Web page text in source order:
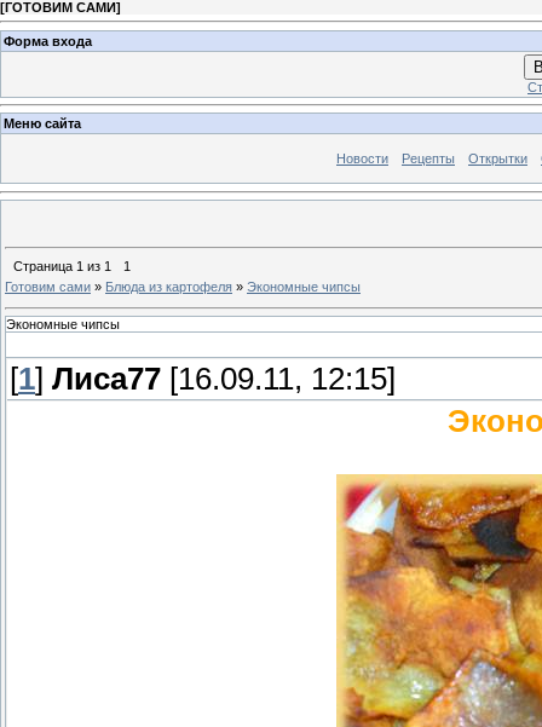
[ГОТОВИМ САМИ]
Форма входа
Меню сайта
Новости Рецепты Открытки
Страница 1 из 1
1
Готовим сами » Блюда из картофеля » Экономные чипсы
Экономные чипсы
[1] Лиса77 [16.09.11, 12:15]